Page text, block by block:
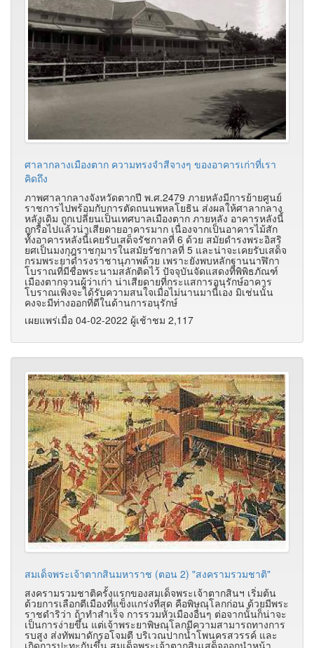
ศาลากลางเมืองตาก ความทรงจำสีจางๆ ของอาคารเก่าที่เรา
คิดถึง
ภาพศาลากลางจังหวัดตากปี พ.ศ.2479 ภายหลังมีการย้ายศูนย์
ราชการไปพร้อมกับการตัดถนนพหลโยธิน ส่งผลให้ศาลากลาง
หลังเดิม ถูกเปลี่ยนเป็นเทศบาลเมืองตาก ภายหลัง อาคารหลังนี้
ถูกรื้อไปแล้วน่าเสียดายอาคารมาก เนื่องจากเป็นอาคารไม้สัก
ทั้งอาคารหลังนี้เคยรับเสด็จรัชกาลที่ 6 ด้วย สมัยดำรงพระอิสริ
ยศเป็นมงกุฎราชกุมารในสมัยรัชกาลที่ 5 และน่าจะเคยรับเสด็จ
กรมพระยาดำรงราชานุภาพด้วย เพราะยังพบหลักฐานนาฬิกา
โบราณที่มีชื่อพระนามสลักติดไว้ ปัจจุบันจัดแสดงที่พิพิธภัณฑ์
เมืองตากจวนผู้ว่าเก่า น่าเสียดายที่กระแสการอนุรักษ์อาคาร
โบราณเพิ่งจะได้รับความสนใจเมื่อไม่นานมานี้เอง มิเช่นนั้น
คงจะมีท่างออกที่ดีในด้านการอนุรักษ์
เผยแพร่เมื่อ 04-02-2022 ผู้เช้าชม 2,117
สมเด็จพระเจ้าตากสินมหาราช (ตอน 2) "สงครามรวมชาติ"
สงครามรวมชาติครั้งแรกของสมเด็จพระเจ้าตากสินฯ เริ่มต้น
ด้วยการเลือกตีเมืองที่แข็งแกร่งที่สุด คือพิษณุโลกก่อน ด้วยมีพระ
ราชดำริว่า ถ้าทำสำเร็จ การรวมหัวเมืองอื่นๆ ต่อจากนั้นก็น่าจะ
เป็นการง่ายขึ้น แต่เจ้าพระยาพิษณุโลกมีความสามารถทางการ
รบสูง ส่งทัพมาดักรอโจมตี บริเวณปากน้ำโพนครสวรรค์ และ